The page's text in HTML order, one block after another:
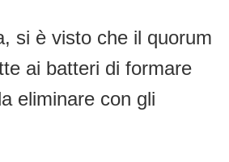
si è visto che il quorum
ai batteri di formare
eliminare con gli